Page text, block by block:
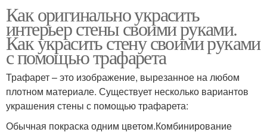
Как оригинально украсить
интерьер стены своими руками.
Как украсить стену своими руками
с помощью трафарета
Трафарет – это изображение, вырезанное на любом
плотном материале. Существует несколько вариантов
украшения стены с помощью трафарета:
Обычная покраска одним цветом.Комбинирование